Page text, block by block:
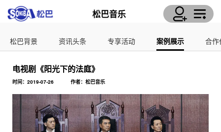
松巴音乐
松巴背景 资讯头条 专享活动 案例展示 合作
电视剧《阳光下的法庭》
时间：2019-07-26 作者：松巴音乐